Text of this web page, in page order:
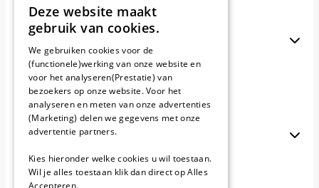
Powerplus
Powerworks
Robomow
Ryobi Roboyagi
Sabo
Scheppach
Stiga
Stihl imow
Merken T-Z
Texas
Universeel
GERMAN
Deze website maakt
gebruik van cookies.
We gebruiken cookies voor de
(functionele)werking van onze website en
voor het analyseren(Prestatie) van
bezoekers op onze website. Voor het
analyseren en meten van onze advertenties
(Marketing) delen we gegevens met onze
advertentie partners.
Kies hieronder welke cookies u wil toestaan.
Wil je alles toestaan klik dan direct op Alles
Accepteren.